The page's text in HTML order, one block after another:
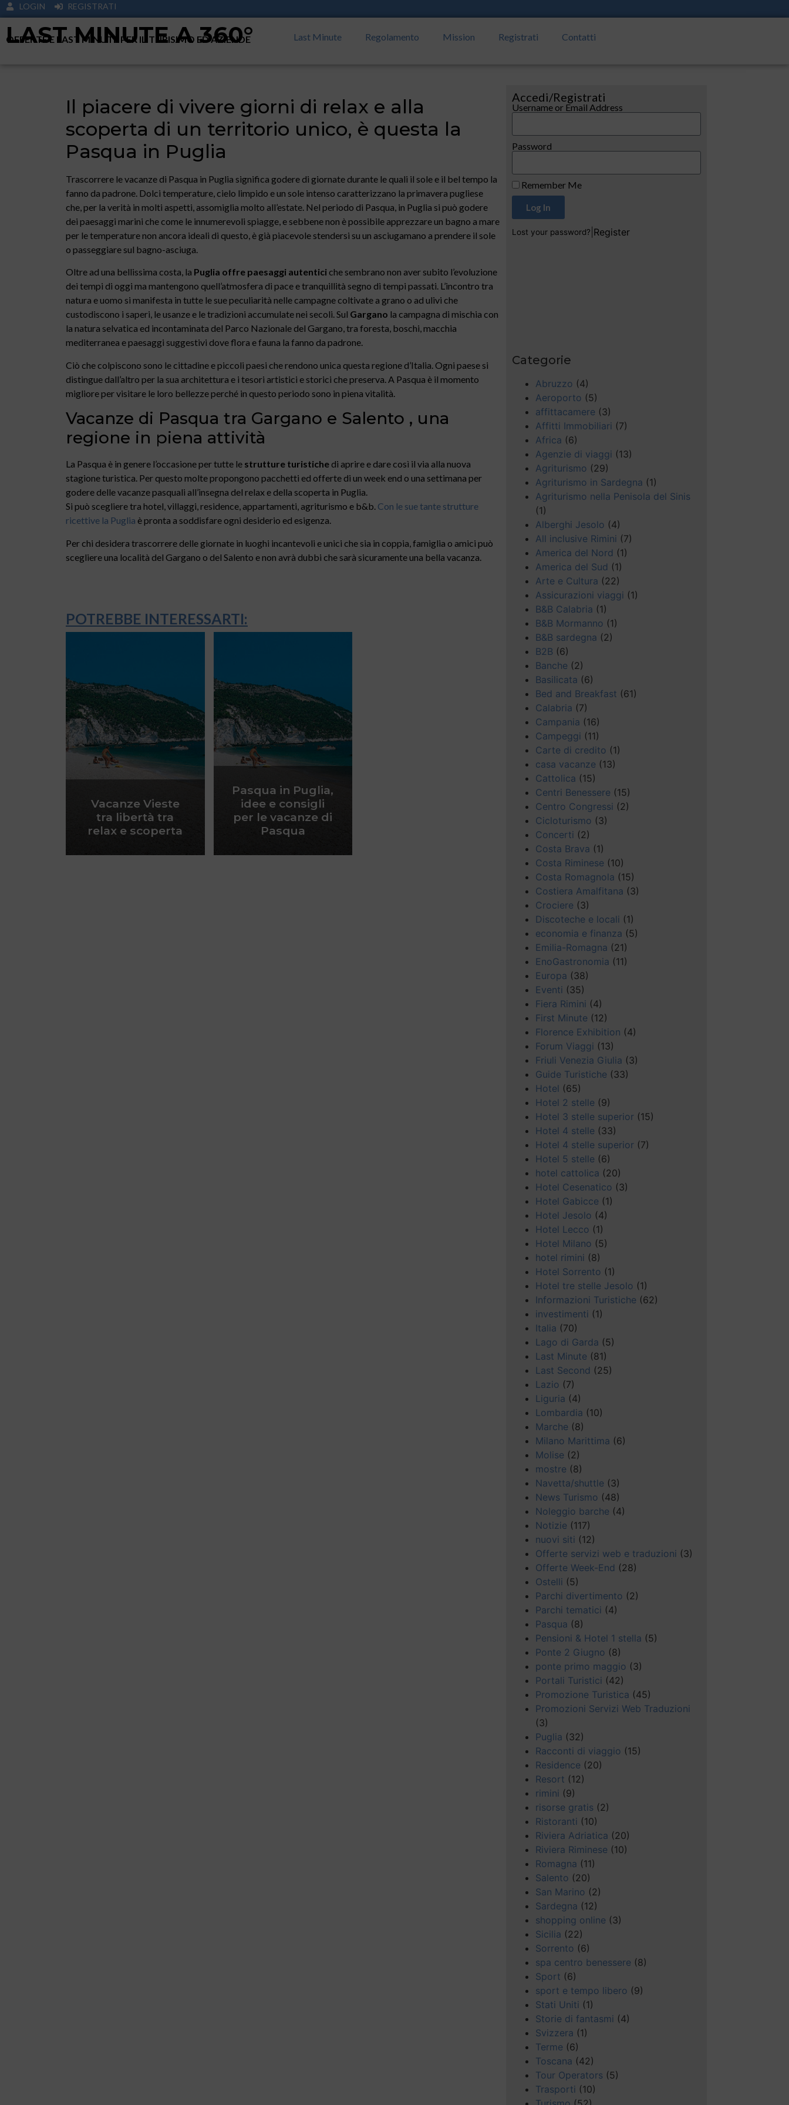
LOGIN REGISTRATI
LAST MINUTE A 360°
OFFERTE E LAST MINUTE PER IL TURISIMO ED AZIENDE Last Minute Regolamento Mission Registrati Contatti
Il piacere di vivere giorni di relax e alla
scoperta di un territorio unico, è questa la
Pasqua in Puglia
Trascorrere le vacanze di Pasqua in Puglia significa godere di giornate durante le quali il sole e il bel tempo la
fanno da padrone. Dolci temperature, cielo limpido e un sole intenso caratterizzano la primavera pugliese
che, per la verità in molti aspetti, assomiglia molto all’estate. Nel periodo di Pasqua, in Puglia si può godere
dei paesaggi marini che come le innumerevoli spiagge, e sebbene non è possibile apprezzare un bagno a mare
per le temperature non ancora ideali di questo, è già piacevole stendersi su un asciugamano a prendere il sole
o passeggiare sul bagno-asciuga.
Oltre ad una bellissima costa, la Puglia offre paesaggi autentici che sembrano non aver subito l’evoluzione
dei tempi di oggi ma mantengono quell’atmosfera di pace e tranquillità segno di tempi passati. L’incontro tra
natura e uomo si manifesta in tutte le sue peculiarità nelle campagne coltivate a grano o ad ulivi che
custodiscono i saperi, le usanze e le tradizioni accumulate nei secoli. Sul Gargano la campagna di mischia con
la natura selvatica ed incontaminata del Parco Nazionale del Gargano, tra foresta, boschi, macchia
mediterranea e paesaggi suggestivi dove flora e fauna la fanno da padrone.
Ciò che colpiscono sono le cittadine e piccoli paesi che rendono unica questa regione d’Italia. Ogni paese si
distingue dall’altro per la sua architettura e i tesori artistici e storici che preserva. A Pasqua è il momento
migliore per visitare le loro bellezze perché in questo periodo sono in piena vitalità.
Vacanze di Pasqua tra Gargano e Salento , una
regione in piena attività
La Pasqua è in genere l’occasione per tutte le strutture turistiche di aprire e dare così il via alla nuova
stagione turistica. Per questo molte propongono pacchetti ed offerte di un week end o una settimana per
godere delle vacanze pasquali all’insegna del relax e della scoperta in Puglia.
Si può scegliere tra hotel, villaggi, residence, appartamenti, agriturismo e b&b. Con le sue tante strutture
ricettive la Puglia è pronta a soddisfare ogni desiderio ed esigenza.
Per chi desidera trascorrere delle giornate in luoghi incantevoli e unici che sia in coppia, famiglia o amici può
scegliere una località del Gargano o del Salento e non avrà dubbi che sarà sicuramente una bella vacanza.
POTREBBE INTERESSARTI:
Vacanze Vieste
tra libertà tra
relax e scoperta
Pasqua in Puglia,
idee e consigli
per le vacanze di
Pasqua
Accedi/Registrati
Username or Email Address
Password
Remember Me
Log In
Lost your password? Register
Categorie
Abruzzo (4)
Aeroporto (5)
affittacamere (3)
Affitti Immobiliari (7)
Africa (6)
Agenzie di viaggi (13)
Agriturismo (29)
Agriturismo in Sardegna (1)
Agriturismo nella Penisola del Sinis
(1)
Alberghi Jesolo (4)
All inclusive Rimini (7)
America del Nord (1)
America del Sud (1)
Arte e Cultura (22)
Assicurazioni viaggi (1)
B&B Calabria (1)
B&B Mormanno (1)
B&B sardegna (2)
B2B (6)
Banche (2)
Basilicata (6)
Bed and Breakfast (61)
Calabria (7)
Campania (16)
Campeggi (11)
Carte di credito (1)
casa vacanze (13)
Cattolica (15)
Centri Benessere (15)
Centro Congressi (2)
Cicloturismo (3)
Concerti (2)
Costa Brava (1)
Costa Riminese (10)
Costa Romagnola (15)
Costiera Amalfitana (3)
Crociere (3)
Discoteche e locali (1)
economia e finanza (5)
Emilia-Romagna (21)
EnoGastronomia (11)
Europa (38)
Eventi (35)
Fiera Rimini (4)
First Minute (12)
Florence Exhibition (4)
Forum Viaggi (13)
Friuli Venezia Giulia (3)
Guide Turistiche (33)
Hotel (65)
Hotel 2 stelle (9)
Hotel 3 stelle superior (15)
Hotel 4 stelle (33)
Hotel 4 stelle superior (7)
Hotel 5 stelle (6)
hotel cattolica (20)
Hotel Cesenatico (3)
Hotel Gabicce (1)
Hotel Jesolo (4)
Hotel Lecco (1)
Hotel Milano (5)
hotel rimini (8)
Hotel Sorrento (1)
Hotel tre stelle Jesolo (1)
Informazioni Turistiche (62)
investimenti (1)
Italia (70)
Lago di Garda (5)
Last Minute (81)
Last Second (25)
Lazio (7)
Liguria (4)
Lombardia (10)
Marche (8)
Milano Marittima (6)
Molise (2)
mostre (8)
Navetta/shuttle (3)
News Turismo (48)
Noleggio barche (4)
Notizie (117)
nuovi siti (12)
Offerte servizi web e traduzioni (3)
Offerte Week-End (28)
Ostelli (5)
Parchi divertimento (2)
Parchi tematici (4)
Pasqua (8)
Pensioni & Hotel 1 stella (5)
Ponte 2 Giugno (8)
ponte primo maggio (3)
Portali Turistici (42)
Promozione Turistica (45)
Promozioni Servizi Web Traduzioni
(3)
Puglia (32)
Racconti di viaggio (15)
Residence (20)
Resort (12)
rimini (9)
risorse gratis (2)
Ristoranti (10)
Riviera Adriatica (20)
Riviera Riminese (10)
Romagna (11)
Salento (20)
San Marino (2)
Sardegna (12)
shopping online (3)
Sicilia (22)
Sorrento (6)
spa centro benessere (8)
Sport (6)
sport e tempo libero (9)
Stati Uniti (1)
Storie di fantasmi (4)
Svizzera (1)
Terme (6)
Toscana (42)
Tour Operators (5)
Trasporti (10)